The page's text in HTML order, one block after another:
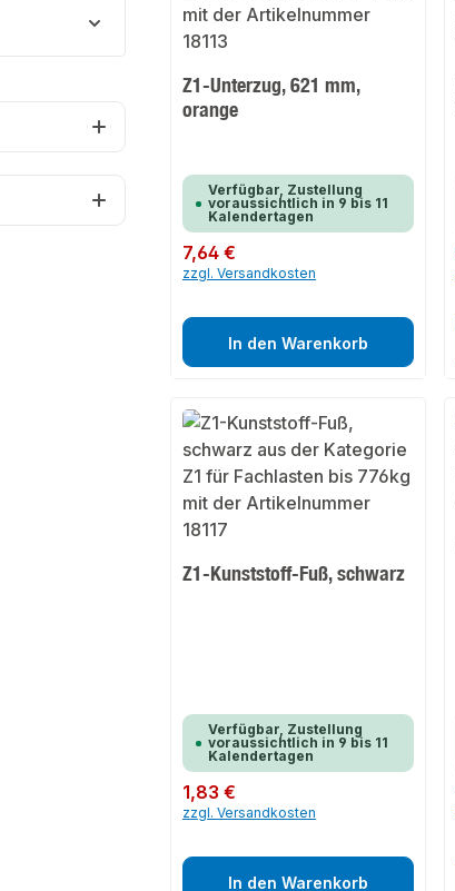
Z1-Unterzug, 621 mm,
orange
Verfügbar, Zustellung
voraussichtlich in 9 bis 11
Kalendertagen
Regulärer Preis:
7,64 €
zzgl. Versandkosten
In den Warenkorb
Z1-Kunststoff-Fuß, schwarz
Verfügbar, Zustellung
voraussichtlich in 9 bis 11
Kalendertagen
Regulärer Preis:
1,83 €
zzgl. Versandkosten
In den Warenkorb